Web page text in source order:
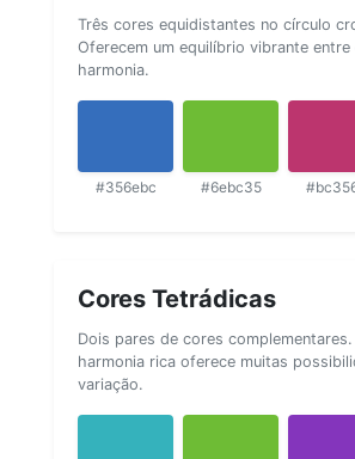
Três cores equidistantes no círculo
Oferecem um equilíbrio vibrante
harmonia.
#356ebc #6ebc35
Cores Tetrádicas
Dois pares de cores
harmonia rica oferece muitas
variação.